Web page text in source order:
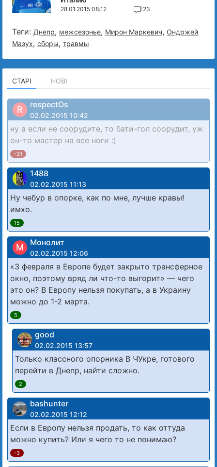
28.01.2015 08:12 23
Теги: Днепр, межсезонье, Мирон Маркевич, Ондржей
Мазух, сборы, травмы
СТАРІ НОВІ
R respectOs
02.02.2015 10:42
ну а если не соорудите, то бати-гол соорудит, уж
он-то мастер на все ноги :)
-31
1488
02.02.2015 11:13
Ну чебур в опорке, как по мне, лучше кравы!
имхо.
15
М Монолит
02.02.2015 12:06
«3 февраля в Европе будет закрыто трансферное
окно, поэтому вряд ли что-то выгорит» — чего
это он? В Европу нельзя покупать, а в Украину
можно до 1-2 марта.
5
good
02.02.2015 13:57
Только классного опорника В ЧУкре, готового
перейти в Днепр, найти сложно.
2
bashunter
02.02.2015 12:12
Если в Европу нельзя продать, то как оттуда
можно купить? Или я чего то не понимаю?
-3